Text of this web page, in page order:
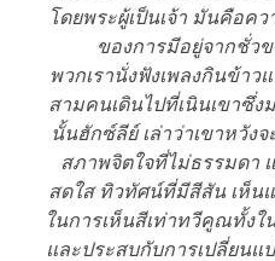
โดยพระผู้เป็นเจ้า มันคือค
ของการมีอยู่จากชั่ว
พวกเรานั่งฟังเพลงกินข้าว
สามคนเดินไปที่เนินเขาซึ่ง
นั้นฮักซ์ลีย์ เล่าว่าเขาหวัง
สภาพจิตใจที่ไม่ธรรมดา
สดใส ทิวทัศน์ที่มีสีสัน เห็น
ในการเห็นสีเท่าทวีคูณทั้งใ
และประสบกับการเปลี่ยนแ